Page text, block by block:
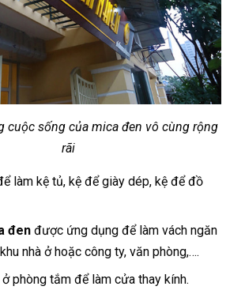
cuộc sống của mica đen vô cùng rộng
rãi
làm kệ tủ, kệ để giày dép, kệ để đồ
đen được ứng dụng để làm vách ngăn
nhà ở hoặc công ty, văn phòng,….
phòng tắm để làm cửa thay kính.